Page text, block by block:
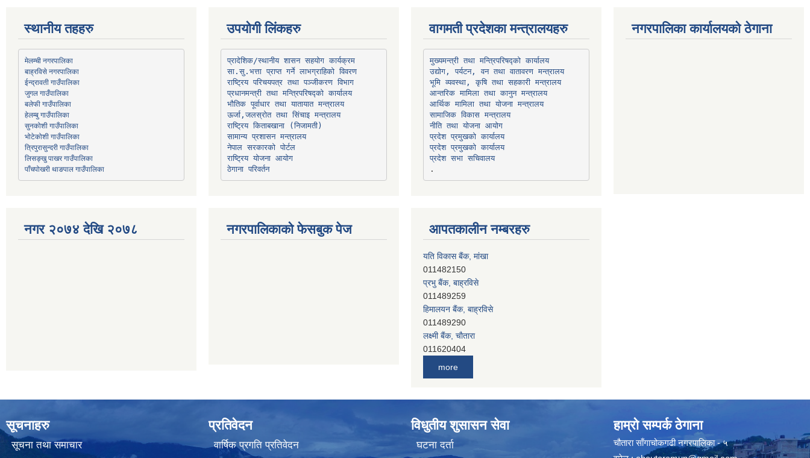
स्थानीय तहहरु
मेलम्ची नगरपालिका
बाह्रविसे नगरपालिका
ईन्द्रावती गाउँपालिका
जुगल गाउँपालिका
बलेफी गाउँपालिका
हेलम्बु गाउँपालिका
सुनकोशी गाउँपालिका
भोटेकोशी गाउँपालिका
त्रिपुरासुन्दरी गाउँपालिका
लिसङ्खु पाखर गाउँपालिका
पाँचपोखरी थाङपाल गाउँपालिका
नगर २०७४ देखि २०७८
उपयोगी लिंकहरु
प्रादेशिक/स्थानीय शासन सहयोग कार्यक्रम
सा.सु.भत्ता प्राप्त गर्ने लाभग्राहिको विवरण
राष्ट्रिय परिचयपत्र तथा पञ्‍जीकरण विभाग
प्रधानमन्त्री तथा मन्त्रिपरिषद्को कार्यालय
भौतिक पूर्वाधार तथा यातायात मन्त्रालय
ऊर्जा,जलस्रोत तथा सिंचाइ मन्त्रालय
सामान्य प्रशासन मन्त्रालय
नेपाल सरकारको पोर्टल
राष्ट्रिय योजना आयोग
ठेगाना परिवर्तन
नगरपालिकाको फेसबुक पेज
वागमती प्रदेशका मन्त्रालयहरु
मुख्यमन्त्री तथा मन्त्रिपरिषद्को कार्यालय
उद्योग, पर्यटन, वन तथा वातावरण मन्त्रालय
भूमि व्यवस्था, कृषि तथा सहकारी मन्त्रालय
आन्तरिक मामिला तथा कानुन मन्त्रालय
आर्थिक मामिला तथा योजना मन्त्रालय
सामाजिक विकास मन्त्रालय
नीति तथा योजना आयोग
प्रदेश प्रमुखको कार्यालय
प्रदेश प्रमुखको कार्यालय
प्रदेश सभा सचिवालय
आपतकालीन नम्बरहरु
यति विकास बैंक, मांखा
011482150
प्रभु बैंक, बाह्रविसे
011489259
हिमालयन बैंक, बाह्रविसे
011489290
लक्ष्मी बैंक, चाैतारा
011620404
011620406
देव विकास बैंक, बाह्रविसे
011401005
देव विकास बैंक, जलविरे
011403051
more
नगरपालिका कार्यालयको ठेगाना
सूचनाहरु
सूचना तथा समाचार
प्रतिवेदन
वार्षिक प्रगति प्रतिवेदन
विधुतीय शुसासन सेवा
घटना दर्ता
हाम्रो सम्पर्क ठेगाना
चौतारा साँगाचोकगढी नगरपालिका - ५